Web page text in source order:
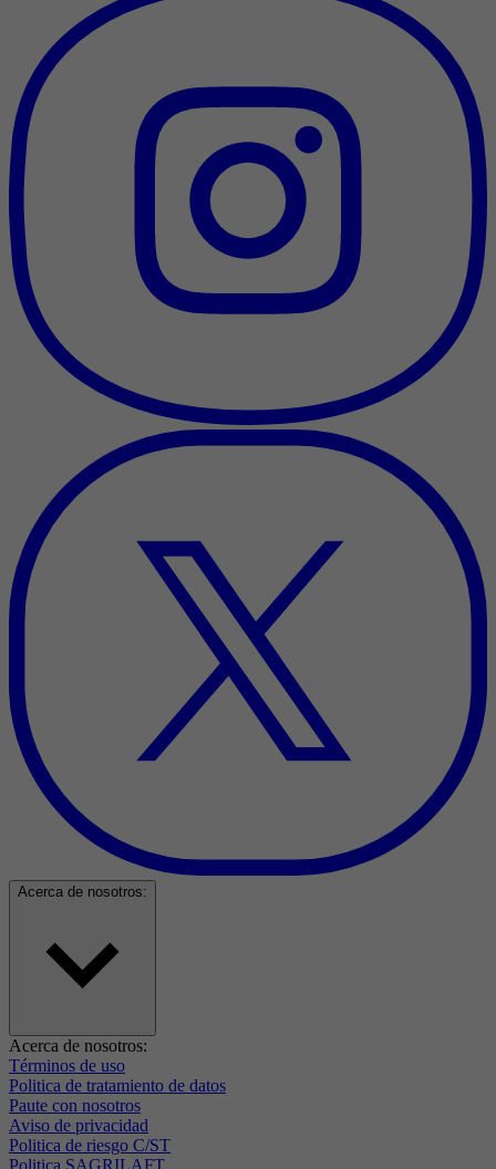
Acerca de nosotros:
Acerca de nosotros:
Términos de uso
Politica de tratamiento de datos
Paute con nosotros
Aviso de privacidad
Politica de riesgo C/ST